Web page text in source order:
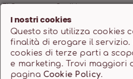
MONDO SSD SRL • P.IVA 12466200966 •
10.000,00 €
Powered by
I nostri cookies
Questo sito utilizza cookies
finalità di erogare il servizio.
cookies di terze parti a
e marketing. Trovi maggiori
pagina Cookie Policy.